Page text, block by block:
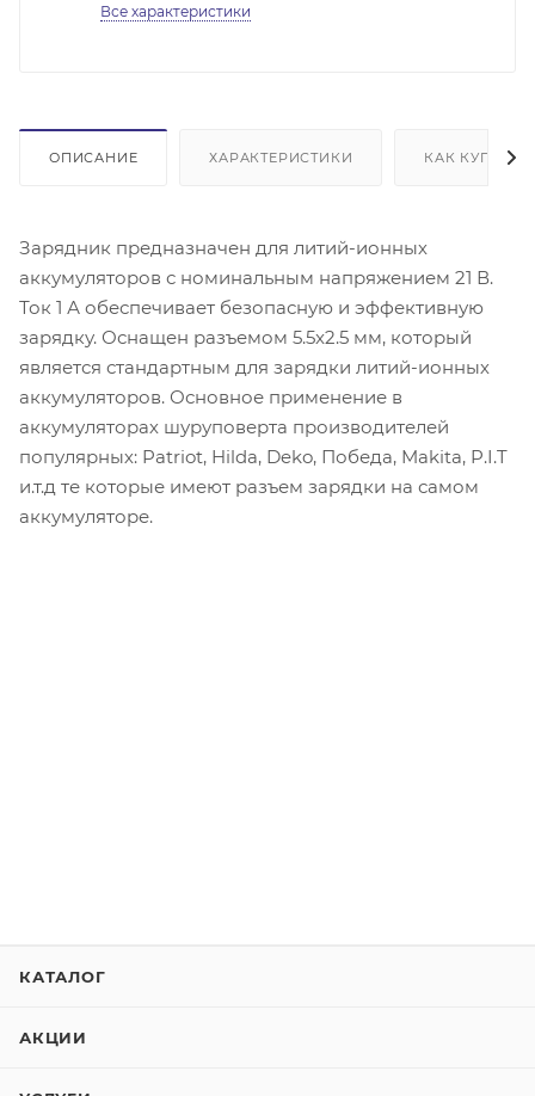
Все характеристики
ОПИСАНИЕ ХАРАКТЕРИСТИКИ КАК КУПИТЬ
Зарядник предназначен для литий-ионных
аккумуляторов с номинальным напряжением 21 В.
Ток 1 А обеспечивает безопасную и эффективную
зарядку. Оснащен разъемом 5.5x2.5 мм, который
является стандартным для зарядки литий-ионных
аккумуляторов. Основное применение в
аккумуляторах шуруповерта производителей
популярных: Patriot, Hilda, Deko, Победа, Makita, P.I.T
и.т.д те которые имеют разъем зарядки на самом
аккумуляторе.
КАТАЛОГ
АКЦИИ